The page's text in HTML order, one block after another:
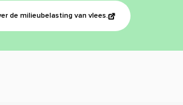
de milieubelasting van vlees.